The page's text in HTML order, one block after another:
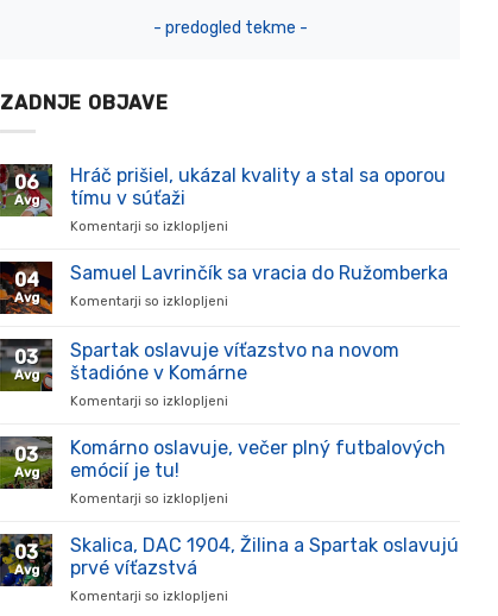
- predogled tekme -
ZADNJE OBJAVE
06
Avg
Hráč prišiel, ukázal kvality a stal sa oporou
tímu v súťaži
Komentarji so izklopljeni
prišiel,
stal
sa
súťaži
04
Avg
Samuel Lavrinčík sa vracia do Ružomberka
Komentarji so izklopljeni
Lavrinčík
vracia
03
Avg
Spartak oslavuje víťazstvo na novom
štadióne v Komárne
Komentarji so izklopljeni
oslavuje
v
03
Avg
Komárno oslavuje, večer plný futbalových
emócií je tu!
Komentarji so izklopljeni
oslavuje,
03
Avg
Skalica, DAC 1904, Žilina a Spartak oslavujú
prvé víťazstvá
Komentarji so izklopljeni